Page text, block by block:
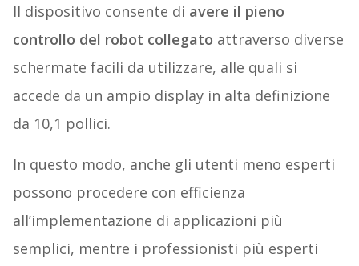
Il dispositivo consente di avere il pieno
controllo del robot collegato attraverso diverse
schermate facili da utilizzare, alle quali si
accede da un ampio display in alta definizione
da 10,1 pollici.
In questo modo, anche gli utenti meno esperti
possono procedere con efficienza
all’implementazione di applicazioni più
semplici, mentre i professionisti più esperti